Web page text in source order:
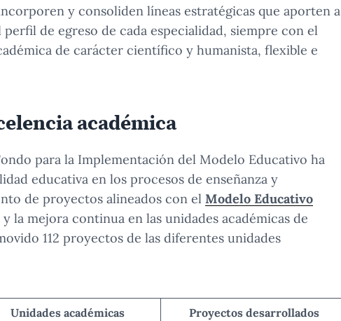
y consoliden líneas estratégicas que aporten a
perfil de egreso de cada especialidad, siempre con el
de carácter científico y humanista, flexible e
académica
para la Implementación del Modelo Educativo ha
educativa en los procesos de enseñanza y
de proyectos alineados con el Modelo Educativo
la mejora continua en las unidades académicas de
112 proyectos de las diferentes unidades
Unidades académicas Proyectos desarrollados